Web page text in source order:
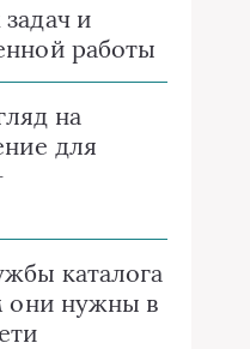
и
работы
на
для
каталога
они нужны в